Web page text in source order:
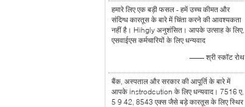
हमारे लिए एक बड़ी फसल - हमें उच्च कीमत और
संदिग्ध कारतूस के बारे में चिंता करने की आवश्यकता
नहीं है। Hihgly अनुशंसित। आपके उत्साह के लिए,
एसवाईएस कर्मचारियों के लिए धन्यवाद
—— श्री स्कॉट रोथ
बैंक, अस्पताल और सरकार की आपूर्ति के बारे में
आपके instrodcution के लिए धन्यवाद। 7516 ए,
5 9 42, 8543 एक्स जैसे बड़े कारतूस के लिए स्थिर